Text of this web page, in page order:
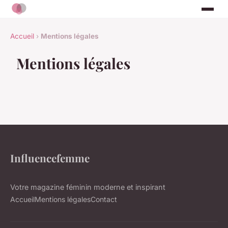
Accueil › Mentions légales
Mentions légales
Influencefemme
Votre magazine féminin moderne et inspirant
AccueilMentions légalesContact